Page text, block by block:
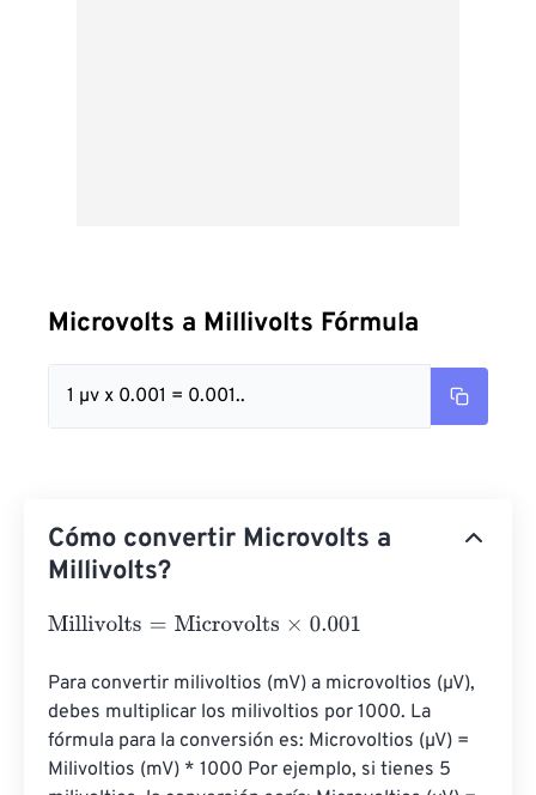
Microvolts a Millivolts Fórmula
1 µv x 0.001 = 0.001..
Cómo convertir Microvolts a
Millivolts?
Millivolts=Microvolts×0.001
Para convertir milivoltios (mV) a microvoltios (µV),
debes multiplicar los milivoltios por 1000. La
fórmula para la conversión es: Microvoltios (µV) =
Milivoltios (mV) * 1000 Por ejemplo, si tienes 5